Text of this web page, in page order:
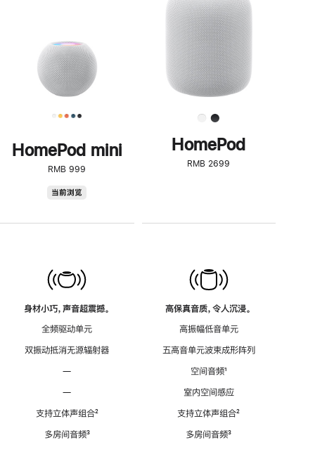
HomePod mini
RMB 999
当前浏览
身材小巧，声音超震撼。
全频驱动单元
双振动抵消无源辐射器
—
—
支持立体声组合脚
²
多房间音频脚
³
了
解
HomePod<
HomePod
RMB 2699
高保真音质，令人沉浸。
高振幅低音单元
五高音单元波束成形阵列
空间音频脚
¹
室内空间感应
支持立体声组合脚
²
多房间音频脚
³